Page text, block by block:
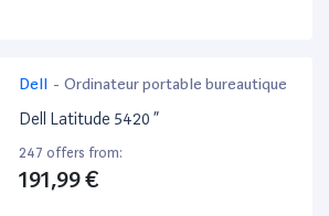
Dell - Ordinateur portable bureautique
Dell Latitude 5420 ”
247 offers from:
191,99 €